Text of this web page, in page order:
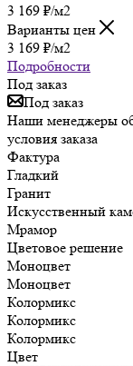
3 169 ₽/м2
Варианты цен
3 169 ₽/м2
Подробности
Под заказ
Под заказ
Наши менеджеры
условия заказа
Фактура
Гладкий
Гранит
Искусственный
Мрамор
Цветовое решение
Моноцвет
Моноцвет
Колормикс
Колормикс
Колормикс
Цвет